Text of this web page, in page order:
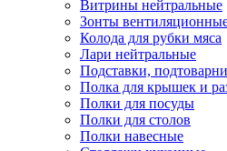
Витрины нейтральные
Зонты
Колода для рубки мяса
Лари нейтральные
Подставки,
Полка для крышек и
Полки для посуды
Полки для столов
Полки навесные